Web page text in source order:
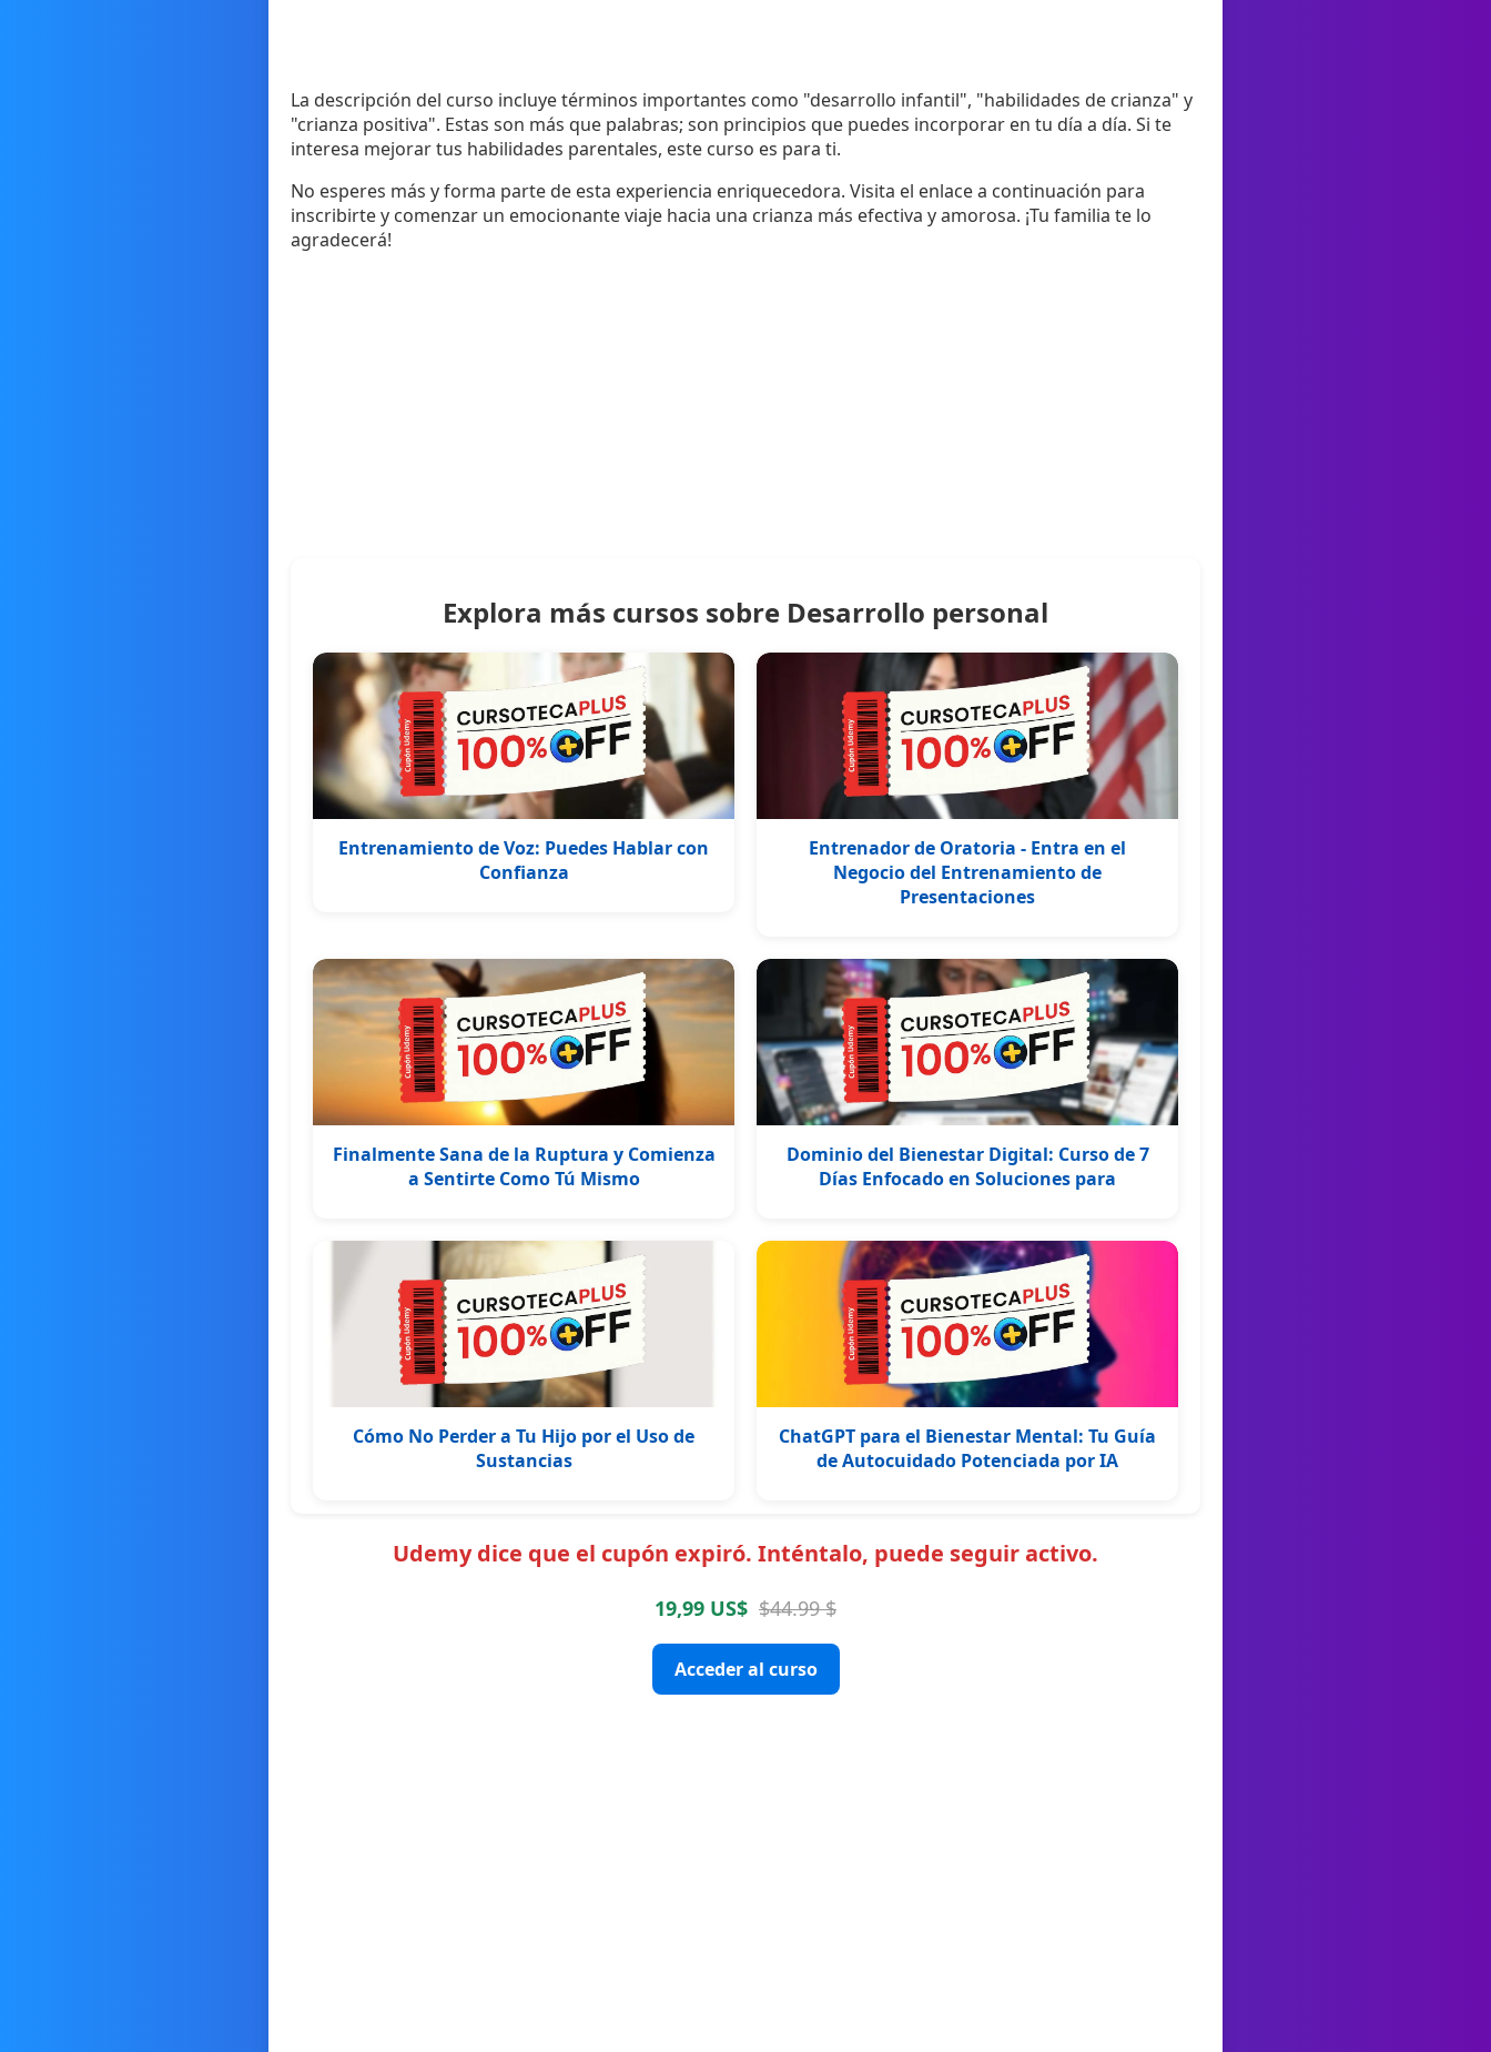
La descripción del curso incluye términos importantes como "desarrollo infantil", "habilidades de crianza" y
"crianza positiva". Estas son más que palabras; son principios que puedes incorporar en tu día a día. Si te
interesa mejorar tus habilidades parentales, este curso es para ti.
No esperes más y forma parte de esta experiencia enriquecedora. Visita el enlace a continuación para
inscribirte y comenzar un emocionante viaje hacia una crianza más efectiva y amorosa. ¡Tu familia te lo
agradecerá!
Explora más cursos sobre Desarrollo personal
Entrenamiento de Voz: Puedes Hablar con
Confianza
Entrenador de Oratoria - Entra en el
Negocio del Entrenamiento de
Presentaciones
Finalmente Sana de la Ruptura y Comienza
a Sentirte Como Tú Mismo
Dominio del Bienestar Digital: Curso de 7
Días Enfocado en Soluciones para
Cómo No Perder a Tu Hijo por el Uso de
Sustancias
ChatGPT para el Bienestar Mental: Tu Guía
de Autocuidado Potenciada por IA
Udemy dice que el cupón expiró. Inténtalo, puede seguir activo.
19,99 US$ $44.99 $
Acceder al curso